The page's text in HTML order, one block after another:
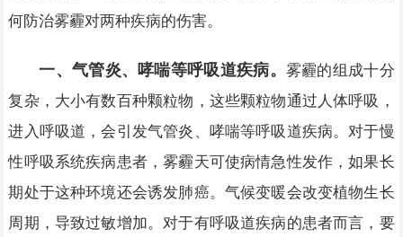
何防治雾霾对两种疾病的伤害。
一、气管炎、哮喘等呼吸道疾病。 雾霾的组成十分
复杂，大小有数百种颗粒物，这些颗粒物通过人体呼吸，
进入呼吸道，会引发气管炎、哮喘等呼吸道疾病。对于慢
性呼吸系统疾病患者，雾霾天可使病情急性发作，如果长
期处于这种环境还会诱发肺癌。气候变暖会改变植物生长
周期，导致过敏增加。对于有呼吸道疾病的患者而言，要